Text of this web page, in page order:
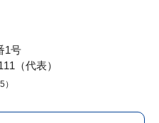
1号
（代表）